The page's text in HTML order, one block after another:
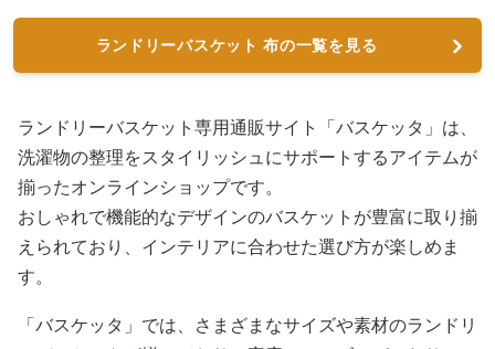
ランドリーバスケット 布の一覧を見る
ランドリーバスケット専用通販サイト「バスケッタ」は、
洗濯物の整理をスタイリッシュにサポートするアイテムが
揃ったオンラインショップです。
おしゃれで機能的なデザインのバスケットが豊富に取り揃
えられており、インテリアに合わせた選び方が楽しめま
す。
「バスケッタ」では、さまざまなサイズや素材のランドリ